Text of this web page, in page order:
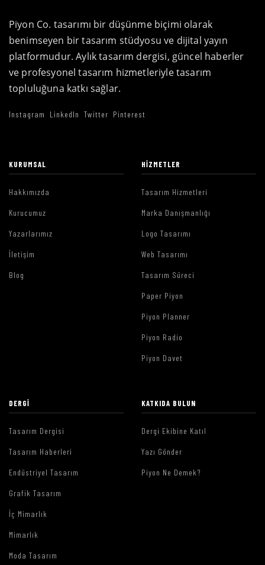
Piyon Co. tasarımı bir düşünme biçimi olarak
benimseyen bir tasarım stüdyosu ve dijital yayın
platformudur. Aylık tasarım dergisi, güncel haberler
ve profesyonel tasarım hizmetleriyle tasarım
topluluğuna katkı sağlar.
Instagram LinkedIn Twitter Pinterest
KURUMSAL
Hakkımızda
Kurucumuz
Yazarlarımız
İletişim
Blog
HIZMETLER
Tasarım Hizmetleri
Marka Danışmanlığı
Logo Tasarımı
Web Tasarımı
Tasarım Süreci
Paper Piyon
Piyon Planner
Piyon Radio
Piyon Davet
DERGI
Tasarım Dergisi
Tasarım Haberleri
Endüstriyel Tasarım
Grafik Tasarım
İç Mimarlık
Mimarlık
Moda Tasarım
KATKIDA BULUN
Dergi Ekibine Katıl
Yazı Gönder
Piyon Ne Demek?